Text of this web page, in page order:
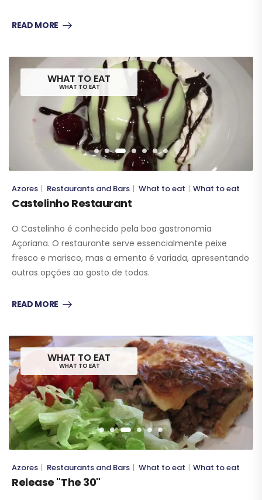
READ MORE
WHAT TO EAT
WHAT TO EAT
Azores | Restaurants and Bars | What to eat | What to eat
Castelinho Restaurant
O Castelinho é conhecido pela boa gastronomia
Açoriana. O restaurante serve essencialmente peixe
fresco e marisco, mas a ementa é variada, apresentando
outras opções ao gosto de todos.
READ MORE
WHAT TO EAT
WHAT TO EAT
Azores | Restaurants and Bars | What to eat | What to eat
Release "The 30"